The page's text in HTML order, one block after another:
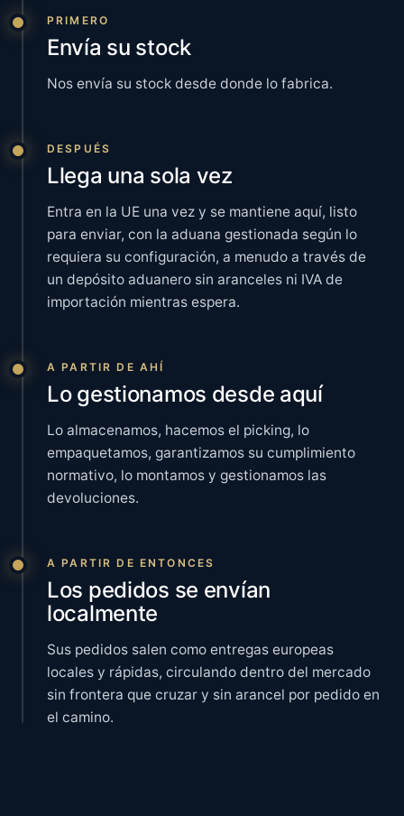
PRIMERO
Envía su stock
Nos envía su stock desde donde lo fabrica.
DESPUÉS
Llega una sola vez
Entra en la UE una vez y se mantiene aquí, listo
para enviar, con la aduana gestionada según lo
requiera su configuración, a menudo a través de
un depósito aduanero sin aranceles ni IVA de
importación mientras espera.
A PARTIR DE AHÍ
Lo gestionamos desde aquí
Lo almacenamos, hacemos el picking, lo
empaquetamos, garantizamos su cumplimiento
normativo, lo montamos y gestionamos las
devoluciones.
A PARTIR DE ENTONCES
Los pedidos se envían
localmente
Sus pedidos salen como entregas europeas
locales y rápidas, circulando dentro del mercado
sin frontera que cruzar y sin arancel por pedido en
el camino.